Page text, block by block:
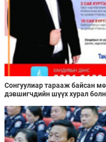
Сонгуулиар тарааж байсан
дэвшигчдийн шүүх хурал